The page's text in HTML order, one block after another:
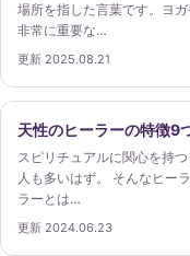
場所を指した言葉です。ヨ
非常に重要な…
更新 2025.08.21
天性のヒーラーの特徴9
スピリチュアルに関心を持
人も多いはず。 そんなヒー
ラーとは…
更新 2024.06.23